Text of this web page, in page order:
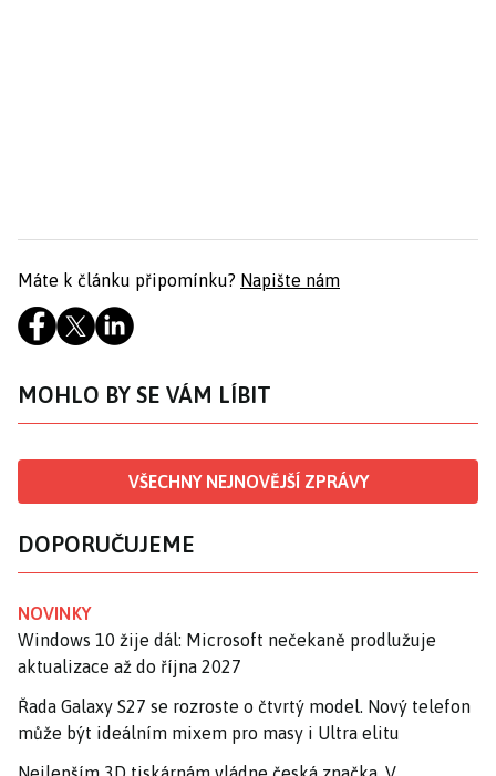
Máte k článku připomínku? Napište nám
MOHLO BY SE VÁM LÍBIT
VŠECHNY NEJNOVĚJŠÍ ZPRÁVY
DOPORUČUJEME
NOVINKY
Windows 10 žije dál: Microsoft nečekaně prodlužuje
aktualizace až do října 2027
Řada Galaxy S27 se rozroste o čtvrtý model. Nový telefon
může být ideálním mixem pro masy i Ultra elitu